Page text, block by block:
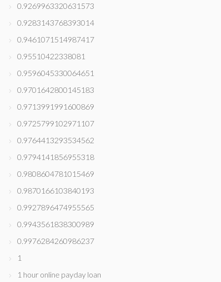
0.9269963320631573
0.9283143768393014
0.9461071514987417
0.95510422338081
0.9596045330064651
0.9701642800145183
0.9713991991600869
0.9725799102971107
0.9764413293534562
0.9794141856955318
0.9808604781015469
0.9870166103840193
0.9927896474955565
0.9943561838300989
0.9976284260986237
1
1 hour online payday loan